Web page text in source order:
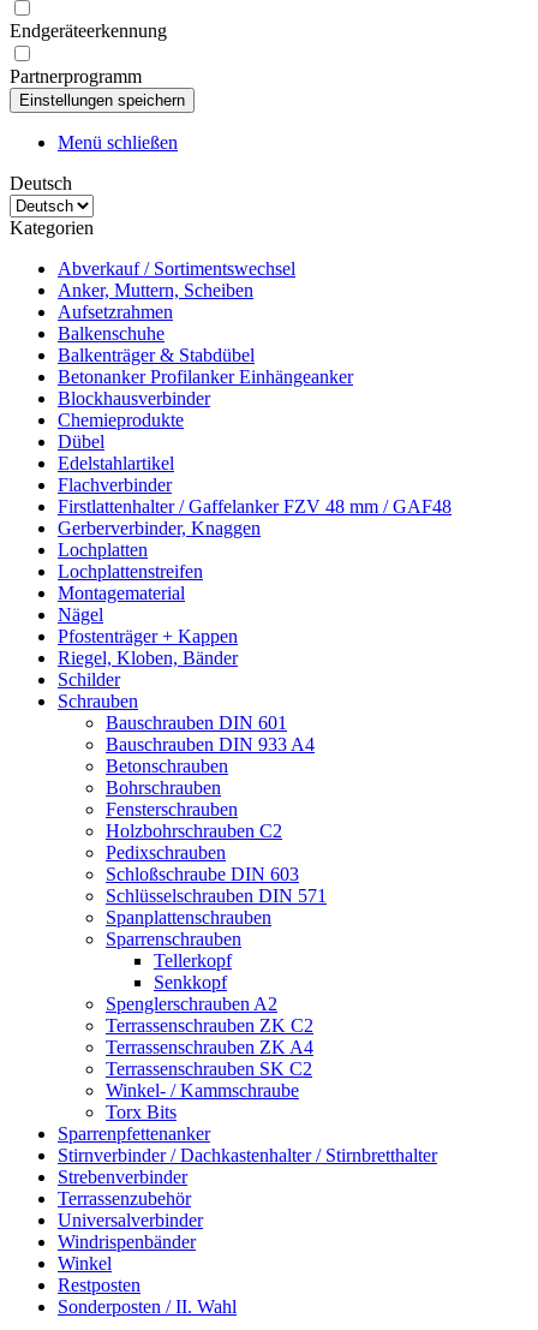
Endgeräteerkennung
Partnerprogramm
Menü schließen
Deutsch
Kategorien
Abverkauf / Sortimentswechsel
Anker, Muttern, Scheiben
Aufsetzrahmen
Balkenschuhe
Balkenträger & Stabdübel
Betonanker Profilanker Einhängeanker
Blockhausverbinder
Chemieprodukte
Dübel
Edelstahlartikel
Flachverbinder
Firstlattenhalter / Gaffelanker FZV 48 mm / GAF48
Gerberverbinder, Knaggen
Lochplatten
Lochplattenstreifen
Montagematerial
Nägel
Pfostenträger + Kappen
Riegel, Kloben, Bänder
Schilder
Schrauben
Bauschrauben DIN 601
Bauschrauben DIN 933 A4
Betonschrauben
Bohrschrauben
Fensterschrauben
Holzbohrschrauben C2
Pedixschrauben
Schloßschraube DIN 603
Schlüsselschrauben DIN 571
Spanplattenschrauben
Sparrenschrauben
Tellerkopf
Senkkopf
Spenglerschrauben A2
Terrassenschrauben ZK C2
Terrassenschrauben ZK A4
Terrassenschrauben SK C2
Winkel- / Kammschraube
Torx Bits
Sparrenpfettenanker
Stirnverbinder / Dachkastenhalter / Stirnbretthalter
Strebenverbinder
Terrassenzubehör
Universalverbinder
Windrispenbänder
Winkel
Restposten
Sonderposten / II. Wahl